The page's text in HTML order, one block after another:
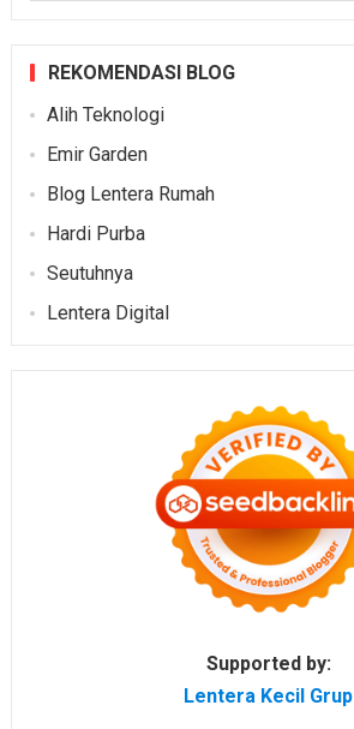
REKOMENDASI BLOG
Alih Teknologi
Emir Garden
Blog Lentera Rumah
Hardi Purba
Seutuhnya
Lentera Digital
Supported by:
Lentera Kecil Grup